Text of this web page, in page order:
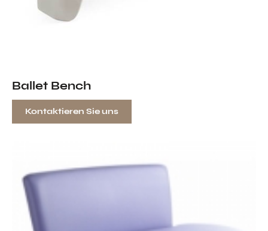
Ballet Bench
Kontaktieren Sie uns